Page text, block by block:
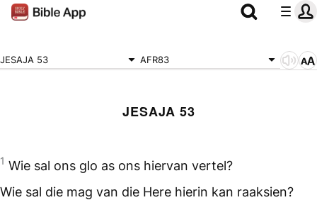
JESAJA 53 AFR83
JESAJA 53
1 Wie sal ons glo as ons hiervan vertel?
Wie sal die mag van die Here hierin kan raaksien?